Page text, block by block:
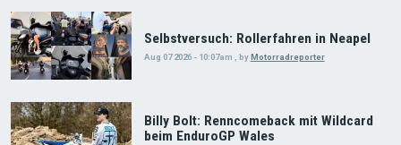
Selbstversuch: Rollerfahren in Neapel
Aug 07 2026 - 10:07am byMotorradreporter
Billy Bolt: Renncomeback mit Wildcard
beim EnduroGP Wales